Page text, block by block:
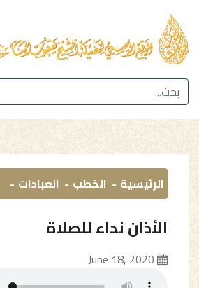
الرئيسية الخطب العبادات
الأذان نداء للصلاة